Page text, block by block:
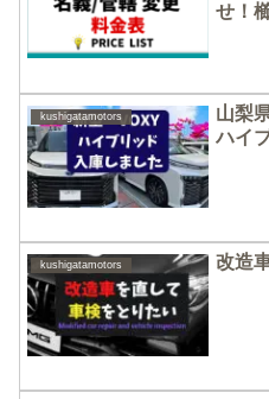
せ！
kushigatamotors
山梨
ハイ
kushigatamotors 改造